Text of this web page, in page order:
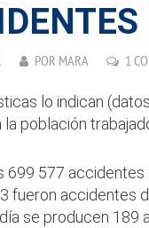
POR MARA 1
lo indican
la población
699 577
fueron accidentes
se producen 189